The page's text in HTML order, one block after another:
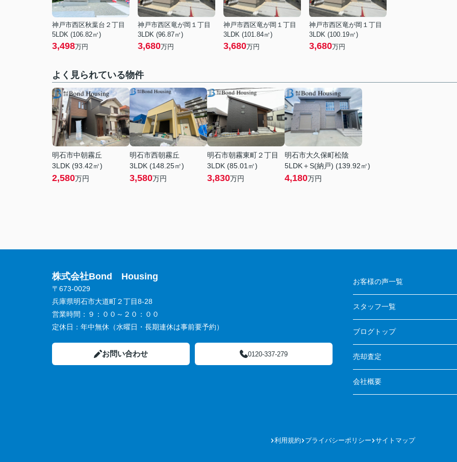
神戸市西区秋葉台２丁目
5LDK (106.82㎡)
3,498万円
神戸市西区竜が岡１丁目
3LDK (96.87㎡)
3,680万円
神戸市西区竜が岡１丁目
3LDK (101.84㎡)
3,680万円
神戸市西区竜が岡１丁目
3LDK (100.19㎡)
3,680万円
よく見られている物件
明石市中朝霧丘
3LDK (93.42㎡)
2,580万円
明石市西朝霧丘
3LDK (148.25㎡)
3,580万円
明石市朝霧東町２丁目
3LDK (85.01㎡)
3,830万円
明石市大久保町松陰
5LDK＋S(納戸) (139.92㎡)
4,180万円
株式会社Bond Housing
〒673-0029
兵庫県明石市大道町２丁目8-28
営業時間： ９：００～２０：００
定休日： 年中無休（水曜日・長期連休は事前要予約）
お問い合わせ 0120-337-279
お客様の声一覧
スタッフ一覧
ブログトップ
売却査定
会社概要
利用規約 プライバシーポリシー サイトマップ